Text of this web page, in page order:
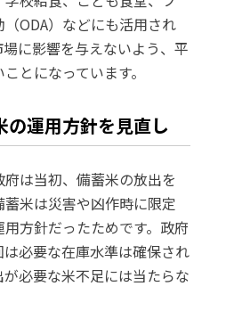
ODA）などにも活用され
に影響を与えないよう、平
とになっています。
の運用方針を見直し
は当初、備蓄米の放出を
米は災害や凶作時に限定
方針だったためです。政府
必要な在庫水準は確保され
必要な米不足には当たらな